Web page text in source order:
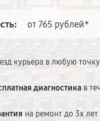
от 765 рублей*
курьера в любую
диагностика в
на ремонт до 3х лет